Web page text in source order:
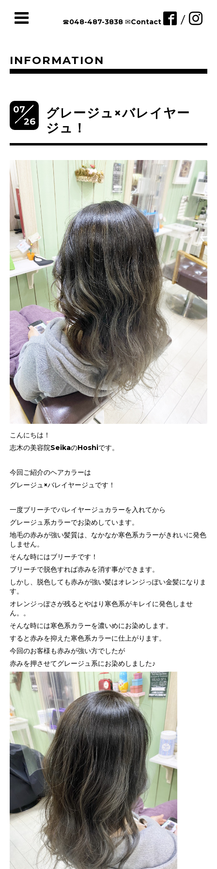
☎︎048-487-3838 ✉︎Contact /
INFORMATION
07
26
グレージュ×バレイヤー
ジュ！
こんにちは！
志木の美容院SeikaのHoshiです。
今回ご紹介のヘアカラーは
グレージュ×バレイヤージュです！
一度ブリーチでバレイヤージュカラーを入れてから
グレージュ系カラーでお染めしています。
地毛の赤みが強い髪質は、なかなか寒色系カラーがきれいに発色
しません。
そんな時にはブリーチです！
ブリーチで脱色すれば赤みを消す事ができます。
しかし、脱色しても赤みが強い髪はオレンジっぽい金髪になりま
す。
オレンジっぽさが残るとやはり寒色系がキレイに発色しませ
ん。。
そんな時には寒色系カラーを濃いめにお染めします。
すると赤みを抑えた寒色系カラーに仕上がります。
今回のお客様も赤みが強い方でしたが
赤みを押させてグレージュ系にお染めしました♪